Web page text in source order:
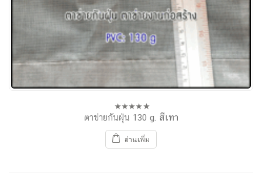
0
out
of
5
ตาข่ายกันฝุ่น 130 g. สีเทา
อ่านเพิ่ม